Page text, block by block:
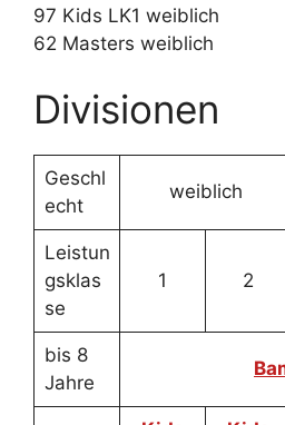
97 Kids LK1 weiblich
62 Masters weiblich
Divisionen
Geschl
echt
weiblich
Leistun
gsklas
se
1 2
bis 8
Jahre